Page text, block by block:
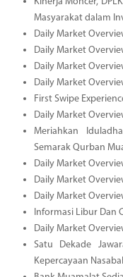
Masyarakat dalam
Daily Market
Daily Market
Daily Market
Daily Market
First Swipe
Daily Market
Meriahkan
Semarak Qurban
Daily Market
Daily Market
Daily Market
Informasi Libur Dan
Daily Market
Satu Dekade
Kepercayaan